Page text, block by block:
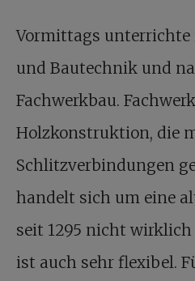
Vormittags unterrichte
und Bautechnik und
Fachwerkbau.
Holzkonstruktion, die
Schlitzverbindungen
handelt sich um eine
seit 1295 nicht wirklich
ist auch sehr flexibel.